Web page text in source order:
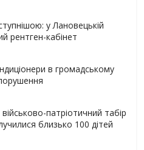
у Лановецькій
рентген-кабінет
в громадському
патріотичний табір
близько 100 дітей